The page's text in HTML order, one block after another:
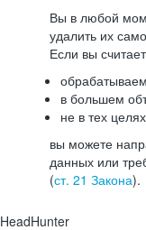
Вы в любой
удалить их
Если вы
в большем
не в тех
вы можете
данных или
(ст. 21 Закона).
HeadHunter